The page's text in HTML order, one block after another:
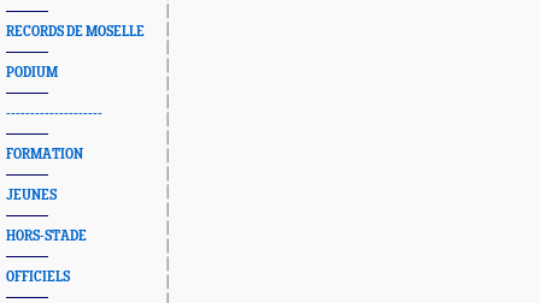
RECORDS DE MOSELLE
PODIUM
--------------------
FORMATION
JEUNES
HORS-STADE
OFFICIELS